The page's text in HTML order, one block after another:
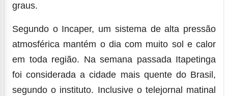
graus.
Segundo o Incaper, um sistema de alta pressão
atmosférica mantém o dia com muito sol e calor
em toda região. Na semana passada Itapetinga
foi considerada a cidade mais quente do Brasil,
segundo o instituto. Inclusive o telejornal matinal